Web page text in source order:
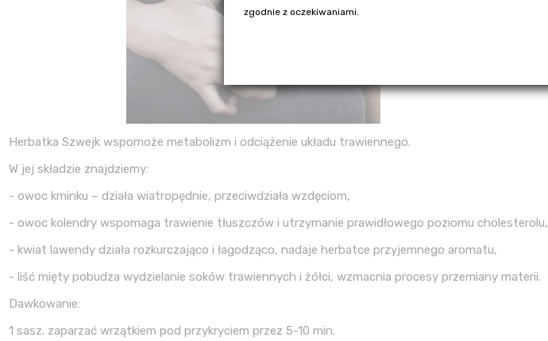
Herbatka Szwejk wspomoże metabolizm i odciążenie układu trawiennego.
W jej składzie znajdziemy:
- owoc kminku – działa wiatropędnie, przeciwdziała wzdęciom,
- owoc kolendry wspomaga trawienie tłuszczów i utrzymanie prawidłowego poziomu cholesterolu,
- kwiat lawendy działa rozkurczająco i łagodząco, nadaje herbatce przyjemnego aromatu,
- liść mięty pobudza wydzielanie soków trawiennych i żółci, wzmacnia procesy przemiany materii.
Dawkowanie:
1 sasz. zaparzać wrzątkiem pod przykryciem przez 5-10 min.
zgodnie z oczekiwaniami.